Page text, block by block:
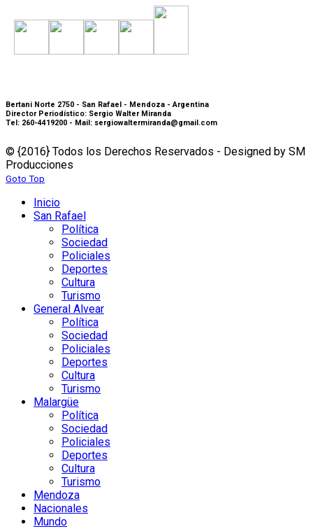
Bertani Norte 2750 - San Rafael - Mendoza - Argentina
Director Periodístico: Sergio Walter Miranda
Tel: 260-4419200 - Mail: sergiowaltermiranda@gmail.com
© {2016} Todos los Derechos Reservados - Designed by SM
Producciones
Goto Top
Inicio
San Rafael
Política
Sociedad
Policiales
Deportes
Cultura
Turismo
General Alvear
Política
Sociedad
Policiales
Deportes
Cultura
Turismo
Malargüe
Política
Sociedad
Policiales
Deportes
Cultura
Turismo
Mendoza
Nacionales
Mundo